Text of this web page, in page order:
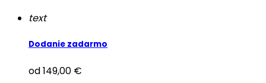
text
Dodanie zadarmo
od 149,00 €